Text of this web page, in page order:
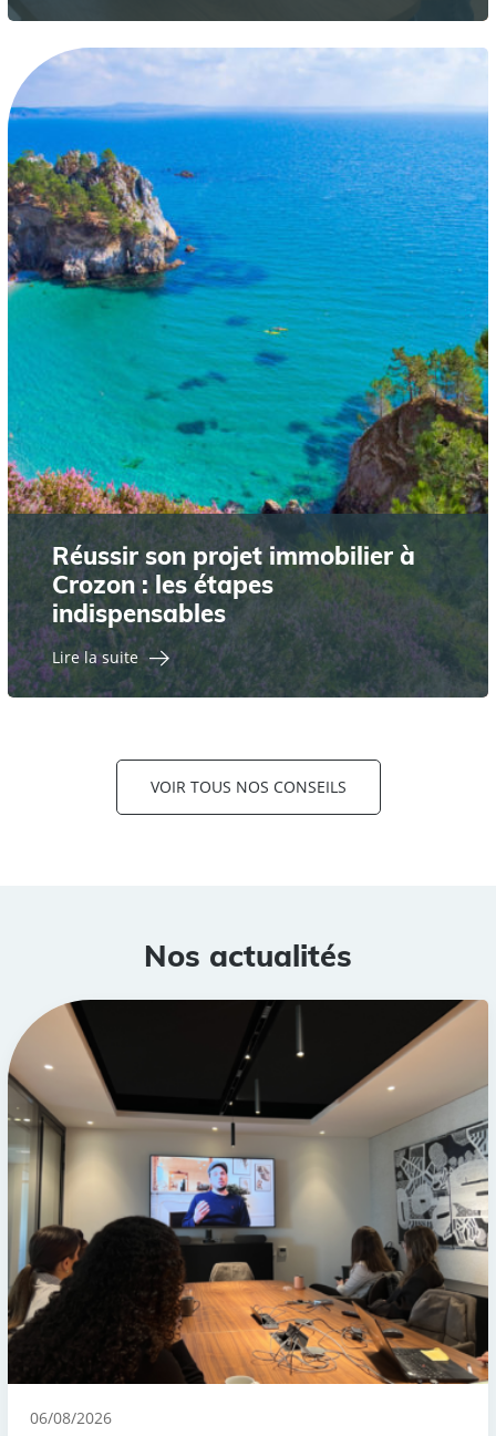
Réussir son projet immobilier à
Crozon : les étapes
indispensables
Lire la suite
VOIR TOUS NOS CONSEILS
Nos actualités
06/08/2026